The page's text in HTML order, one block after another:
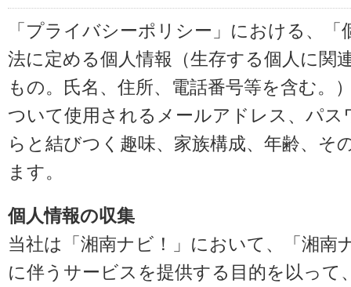
「プライバシーポリシー」における、
法に定める個人情報（生存する個人に関
もの。氏名、住所、電話番号等を含む。
ついて使用されるメールアドレス、パ
らと結びつく趣味、家族構成、年齢、そ
ます。
個人情報の収集
当社は「湘南ナビ！」において、「湘南
に伴うサービスを提供する目的を以って